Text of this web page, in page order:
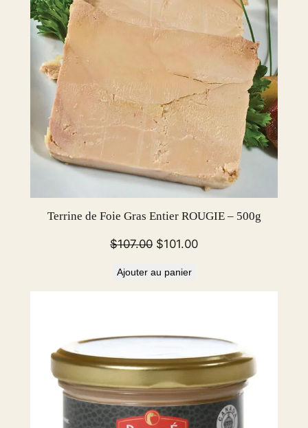
o
z
Terrine de Foie Gras Entier ROUGIE – 500g
$107.00 Le
initial
$101.00Le
Ajouter au panier